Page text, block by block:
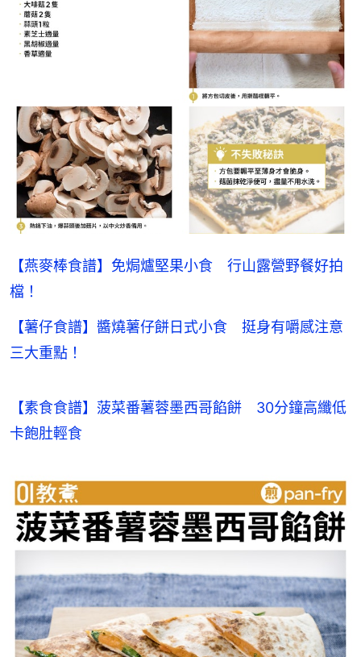
【燕麥棒食譜】免焗爐堅果小食 行山露營野餐好拍
檔！
【薯仔食譜】醬燒薯仔餅日式小食 挺身有嚼感注意
三大重點！
【素食食譜】菠菜番薯蓉墨西哥餡餅　30分鐘高纖低
卡飽肚輕食